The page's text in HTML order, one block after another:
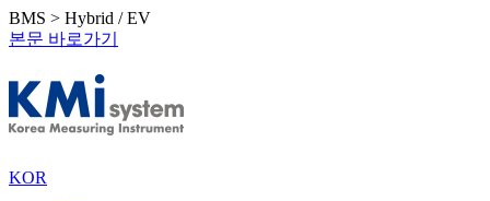
BMS > Hybrid / EV
본문 바로가기
KOR